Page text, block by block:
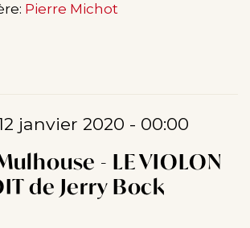
Pierre Michot
janvier 2020 - 00:00
- LE VIOLON
de Jerry Bock